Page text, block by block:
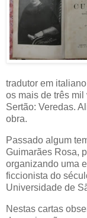
tradutor em
os mais de três
Sertão: Veredas.
obra.
Passado algum
Guimarães Rosa,
organizando uma
ficcionista do
Universidade de
Nestas cartas